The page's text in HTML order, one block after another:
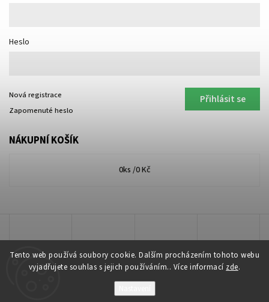
Tento web používá soubory cookie. Dalším procházením tohoto webu
vyjadřujete souhlas s jejich používáním.. Více informací zde.
Heslo
Přihlásit se
Nová registrace
Zapomenuté heslo
NÁKUPNÍ KOŠÍK
0ks /0 Kč